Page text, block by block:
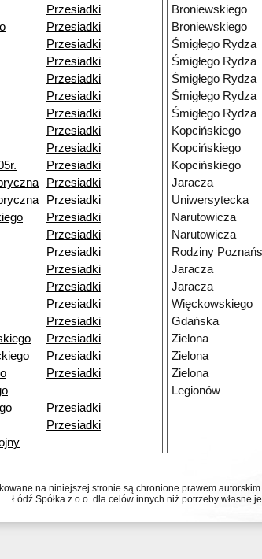
Przesiadki
Przesiadki
Przesiadki
Przesiadki
Przesiadki
Przesiadki
Przesiadki
Przesiadki
Przesiadki
Przesiadki
Przesiadki
Przesiadki
Przesiadki
Przesiadki
Przesiadki
Przesiadki
Przesiadki
Przesiadki
Przesiadki
Przesiadki
Przesiadki
Przesiadki
Przesiadki
Przesiadki
Broniewskiego
Broniewskiego
Śmigłego Rydza
Śmigłego Rydza
Śmigłego Rydza
Śmigłego Rydza
Śmigłego Rydza
Kopcińskiego
Kopcińskiego
Kopcińskiego
Jaracza
Uniwersytecka
Narutowicza
Narutowicza
Rodziny
Jaracza
Jaracza
Więckowskiego
Gdańska
Zielona
Zielona
Zielona
Legionów
na niniejszej stronie są chronione prawem
Łódź Spółka z o.o. dla celów innych niż potrzeby własne